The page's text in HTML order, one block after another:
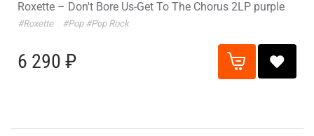
Roxette – Don't Bore Us-Get To The Chorus 2LP purple
#Roxette #Pop #Pop Rock
6 290 ₽